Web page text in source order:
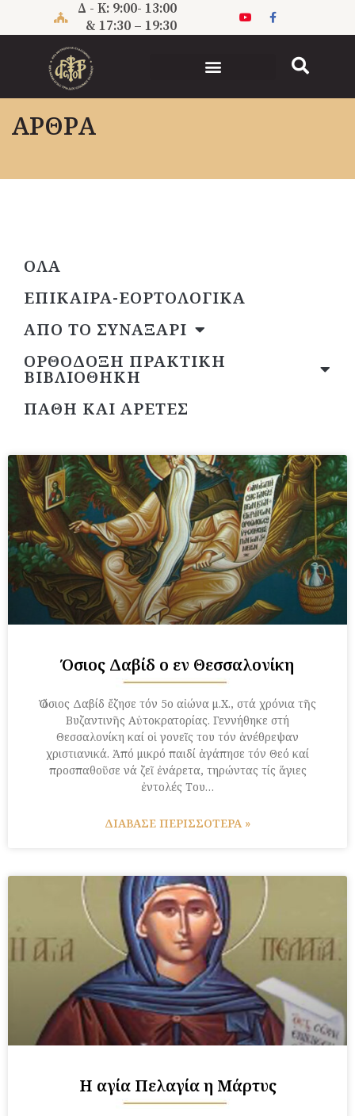
Δ - Κ: 9:00- 13:00
& 17:30 – 19:30
ΑΡΘΡΑ
ΟΛΑ
ΕΠΙΚΑΙΡΑ-ΕΟΡΤΟΛΟΓΙΚΑ
ΑΠΟ ΤΟ ΣΥΝΑΞΑΡΙ
ΟΡΘΟΔΟΞΗ ΠΡΑΚΤΙΚΗ
ΒΙΒΛΙΟΘΗΚΗ
ΠΑΘΗ ΚΑΙ ΑΡΕΤΕΣ
Όσιος Δαβίδ ο εν Θεσσαλονίκη
Ὁ ὅσιος Δαβίδ ἔζησε τόν 5ο αἰώνα μ.Χ., στά χρόνια τῆς
Βυζαντινῆς Αὐτοκρατορίας. Γεννήθηκε στή
Θεσσαλονίκη καί οἱ γονεῖς του τόν ἀνέθρεψαν
χριστιανικά. Ἀπό μικρό παιδί ἀγάπησε τόν Θεό καί
προσπαθοῦσε νά ζεῖ ἐνάρετα, τηρώντας τίς ἅγιες
ἐντολές Του…
ΔΙΑΒΑΣΕ ΠΕΡΙΣΣΟΤΕΡΑ »
Η αγία Πελαγία η Μάρτυς
PagePagePagePagePagePage